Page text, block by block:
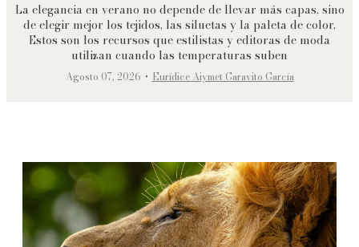
La elegancia en verano no depende de llevar más capas, sino
de elegir mejor los tejidos, las siluetas y la paleta de color.
Estos son los recursos que estilistas y editoras de moda
utilizan cuando las temperaturas suben
Agosto 07, 2026 ·Eurídice Aiymet Garavito García